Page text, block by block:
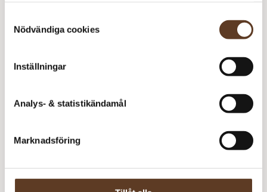
Nödvändiga cookies
Inställningar
Analys- & statistikändamål
Marknadsföring
Svenska